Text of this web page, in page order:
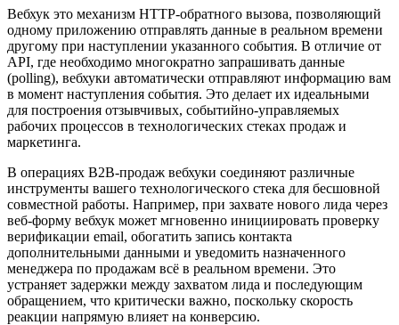
Вебхук это механизм HTTP-обратного вызова, позволяющий
одному приложению отправлять данные в реальном времени
другому при наступлении указанного события. В отличие от
API, где необходимо многократно запрашивать данные
(polling), вебхуки автоматически отправляют информацию вам
в момент наступления события. Это делает их идеальными
для построения отзывчивых, событийно-управляемых
рабочих процессов в технологических стеках продаж и
маркетинга.
В операциях B2B-продаж вебхуки соединяют различные
инструменты вашего технологического стека для бесшовной
совместной работы. Например, при захвате нового лида через
веб-форму вебхук может мгновенно инициировать проверку
верификации email, обогатить запись контакта
дополнительными данными и уведомить назначенного
менеджера по продажам всё в реальном времени. Это
устраняет задержки между захватом лида и последующим
обращением, что критически важно, поскольку скорость
реакции напрямую влияет на конверсию.